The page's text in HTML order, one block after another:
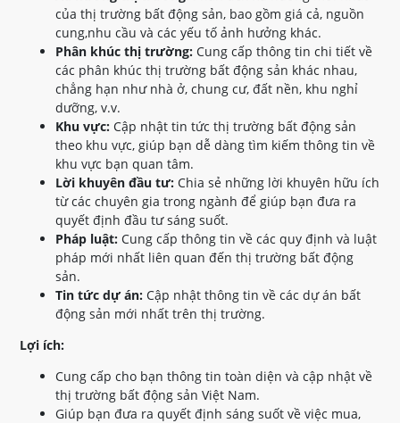
của thị trường bất động sản, bao gồm giá cả, nguồn
cung,nhu cầu và các yếu tố ảnh hưởng khác.
Phân khúc thị trường: Cung cấp thông tin chi tiết về
các phân khúc thị trường bất động sản khác nhau,
chẳng hạn như nhà ở, chung cư, đất nền, khu nghỉ
dưỡng, v.v.
Khu vực: Cập nhật tin tức thị trường bất động sản
theo khu vực, giúp bạn dễ dàng tìm kiếm thông tin về
khu vực bạn quan tâm.
Lời khuyên đầu tư: Chia sẻ những lời khuyên hữu ích
từ các chuyên gia trong ngành để giúp bạn đưa ra
quyết định đầu tư sáng suốt.
Pháp luật: Cung cấp thông tin về các quy định và luật
pháp mới nhất liên quan đến thị trường bất động
sản.
Tin tức dự án: Cập nhật thông tin về các dự án bất
động sản mới nhất trên thị trường.
Lợi ích:
Cung cấp cho bạn thông tin toàn diện và cập nhật về
thị trường bất động sản Việt Nam.
Giúp bạn đưa ra quyết định sáng suốt về việc mua,